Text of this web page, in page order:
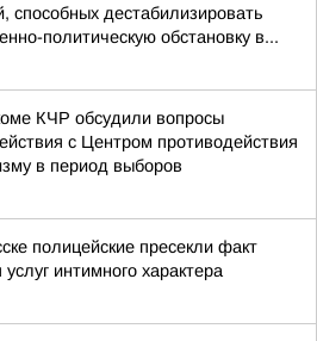
способных дестабилизировать
политическую обстановку в...
КЧР обсудили вопросы
с Центром противодействия
в период выборов
полицейские пресекли факт
услуг интимного характера